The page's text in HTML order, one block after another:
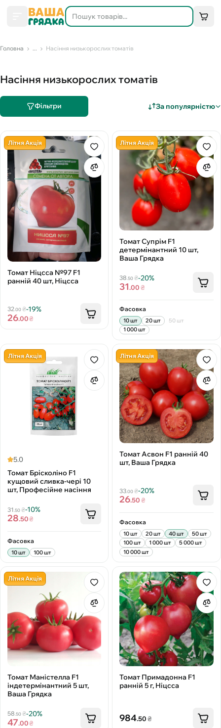
Головна ... Насіння низькорослих томатів
Насіння низькорослих томатів
Фільтри За популярністю
Літня Акція
Томат Ніцсса №97 F1
ранній 40 шт, Ніцсса
32.00₴-19%
26.00₴
Літня Акція
Томат Супрім F1
детермінантний 10 шт,
Ваша Грядка
38.50 ₴-20%
31.00₴
Фасовка
10 шт 20 шт
50 шт
1 000 шт
Літня Акція
5.0
Томат Брісколіно F1
кущовий сливка-чері 10
шт, Професійне насіння
31 .50₴-10%
28.50₴
Фасовка
10 шт 100 шт
Літня Акція
Томат Асвон F1 ранній 40
шт, Ваша Грядка
33.00 ₴-20%
26.50₴
Фасовка
10 шт 20 шт 40 шт
50 шт
100 шт
1 000 шт
5 000 шт
10 000 шт
Літня Акція
Томат Маністелла F1
індетермінантний 5 шт,
Ваша Грядка
58.50₴-20%
47.00₴
Томат Примадонна F1
ранній 5 г, Ніцсса
984.50₴